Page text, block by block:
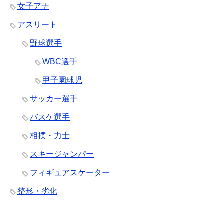
女子アナ
アスリート
野球選手
WBC選手
甲子園球児
サッカー選手
バスケ選手
相撲・力士
スキージャンパー
フィギュアスケーター
整形・劣化